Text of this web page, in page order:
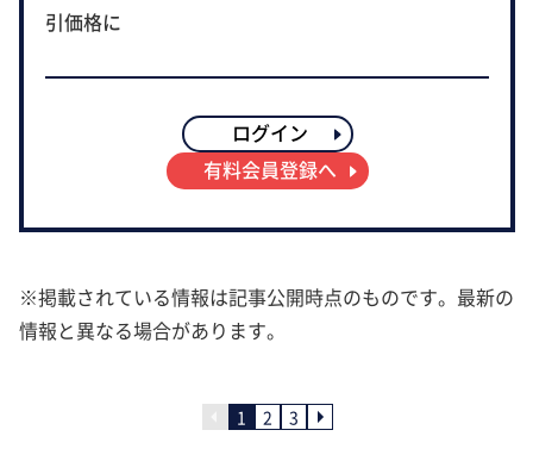
引価格に
ログイン
有料会員登録へ
※掲載されている情報は記事公開時点のものです。最新の
情報と異なる場合があります。
1 2 3